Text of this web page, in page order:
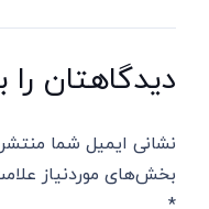
دیدگاهتان را
نشانی ایمیل شما
بخش‌های موردنیاز